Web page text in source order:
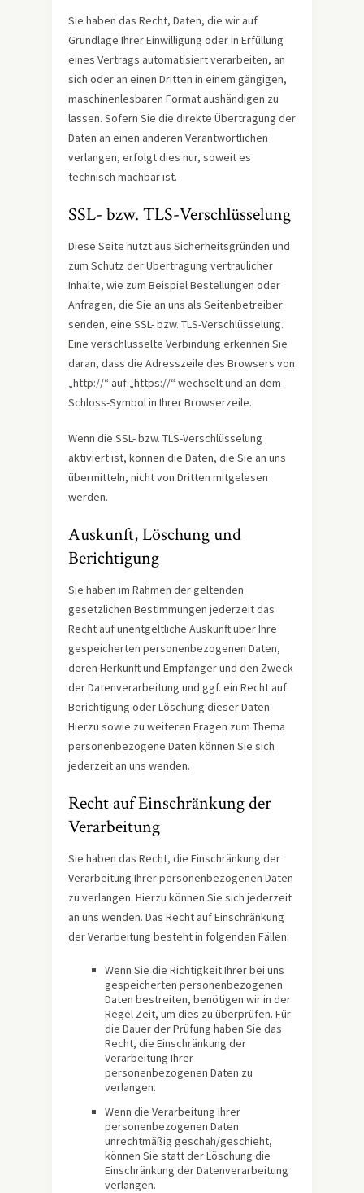
Sie haben das Recht, Daten, die wir auf
Grundlage Ihrer Einwilligung oder in Erfüllung
eines Vertrags automatisiert verarbeiten, an
sich oder an einen Dritten in einem gängigen,
maschinenlesbaren Format aushändigen zu
lassen. Sofern Sie die direkte Übertragung der
Daten an einen anderen Verantwortlichen
verlangen, erfolgt dies nur, soweit es
technisch machbar ist.
SSL- bzw. TLS-Verschlüsselung
Diese Seite nutzt aus Sicherheitsgründen und
zum Schutz der Übertragung vertraulicher
Inhalte, wie zum Beispiel Bestellungen oder
Anfragen, die Sie an uns als Seitenbetreiber
senden, eine SSL- bzw. TLS-Verschlüsselung.
Eine verschlüsselte Verbindung erkennen Sie
daran, dass die Adresszeile des Browsers von
„http://“ auf „https://“ wechselt und an dem
Schloss-Symbol in Ihrer Browserzeile.
Wenn die SSL- bzw. TLS-Verschlüsselung
aktiviert ist, können die Daten, die Sie an uns
übermitteln, nicht von Dritten mitgelesen
werden.
Auskunft, Löschung und
Berichtigung
Sie haben im Rahmen der geltenden
gesetzlichen Bestimmungen jederzeit das
Recht auf unentgeltliche Auskunft über Ihre
gespeicherten personenbezogenen Daten,
deren Herkunft und Empfänger und den Zweck
der Datenverarbeitung und ggf. ein Recht auf
Berichtigung oder Löschung dieser Daten.
Hierzu sowie zu weiteren Fragen zum Thema
personenbezogene Daten können Sie sich
jederzeit an uns wenden.
Recht auf Einschränkung der
Verarbeitung
Sie haben das Recht, die Einschränkung der
Verarbeitung Ihrer personenbezogenen Daten
zu verlangen. Hierzu können Sie sich jederzeit
an uns wenden. Das Recht auf Einschränkung
der Verarbeitung besteht in folgenden Fällen:
Wenn Sie die Richtigkeit Ihrer bei uns
gespeicherten personenbezogenen
Daten bestreiten, benötigen wir in der
Regel Zeit, um dies zu überprüfen. Für
die Dauer der Prüfung haben Sie das
Recht, die Einschränkung der
Verarbeitung Ihrer
personenbezogenen Daten zu
verlangen.
Wenn die Verarbeitung Ihrer
personenbezogenen Daten
unrechtmäßig geschah/geschieht,
können Sie statt der Löschung die
Einschränkung der Datenverarbeitung
verlangen.